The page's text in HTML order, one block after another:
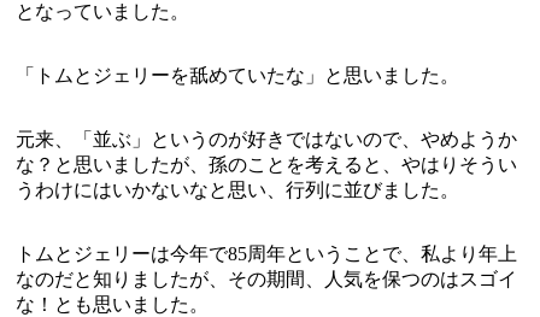
となっていました。
「トムとジェリーを舐めていたな」と思いました。
元来、「並ぶ」というのが好きではないので、やめようか
な？と思いましたが、孫のことを考えると、やはりそうい
うわけにはいかないなと思い、行列に並びました。
トムとジェリーは今年で85周年ということで、私より年上
なのだと知りましたが、その期間、人気を保つのはスゴイ
な！とも思いました。